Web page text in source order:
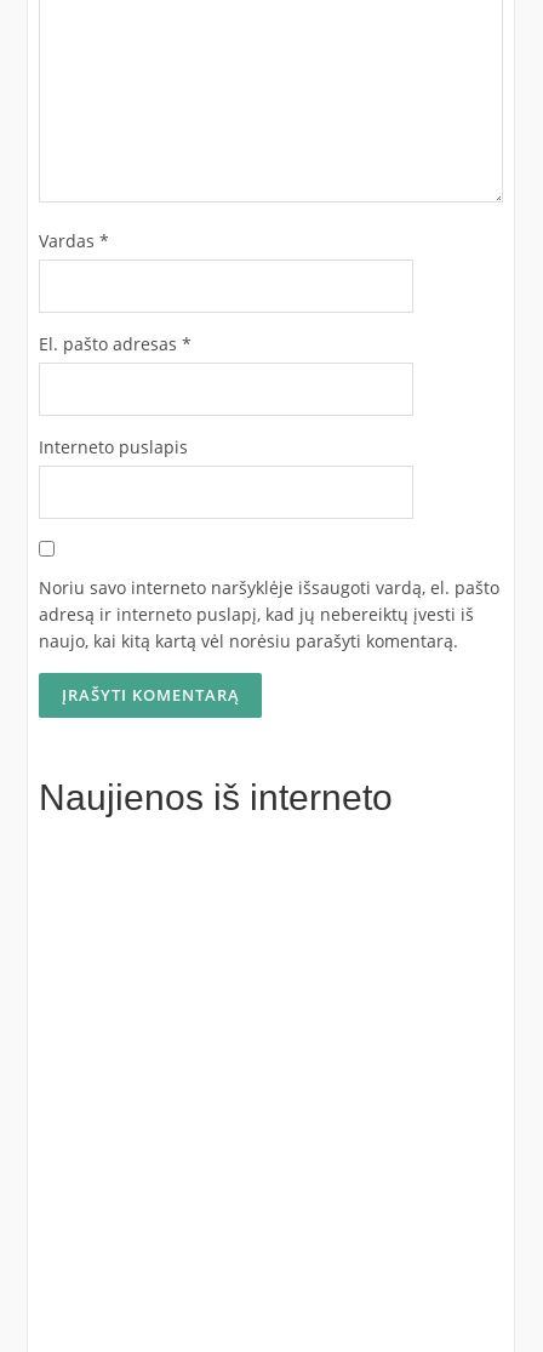
Vardas *
El. pašto adresas *
Interneto puslapis
Noriu savo interneto naršyklėje išsaugoti vardą, el. pašto
adresą ir interneto puslapį, kad jų nebereiktų įvesti iš
naujo, kai kitą kartą vėl norėsiu parašyti komentarą.
Naujienos iš interneto